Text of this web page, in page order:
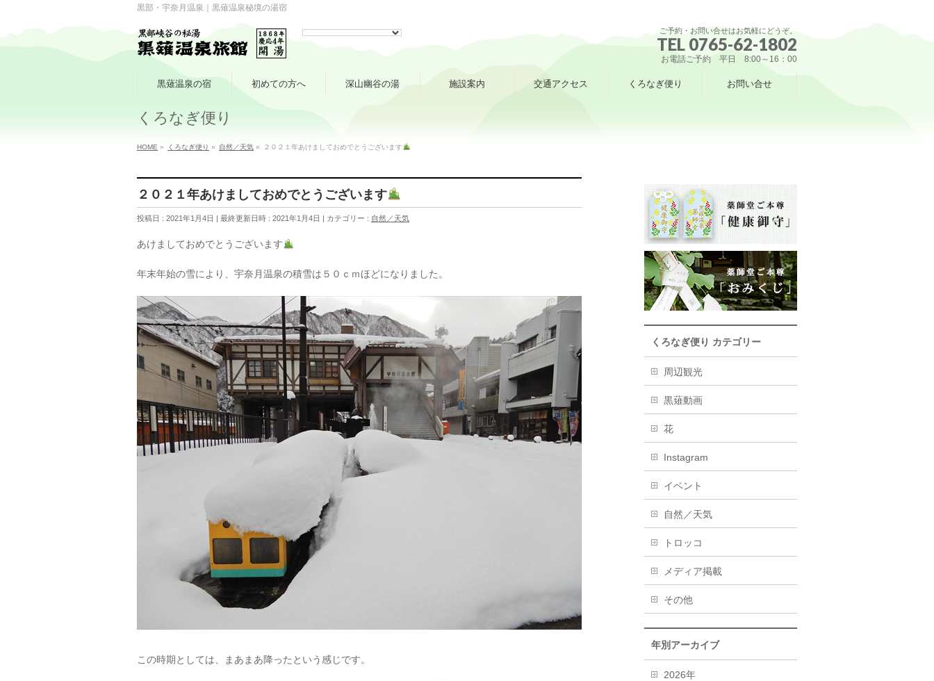
黒部・宇奈月温泉｜黒薙温泉秘境の湯宿
ご予約・お問い合せはお気軽にどうぞ。
TEL 0765-62-1802
お電話ご予約 平日 8:00～16：00
黒薙温泉の宿 初めての方へ 深山幽谷の湯 施設案内 交通アクセス くろなぎ便り お問い合せ
くろなぎ便り
HOME » くろなぎ便り » 自然／天気 » ２０２１年あけましておめでとうございます
２０２１年あけましておめでとうございます
投稿日 : 2021年1月4日 最終更新日時 : 2021年1月4日 カテゴリー : 自然／天気
あけましておめでとうございます
年末年始の雪により、宇奈月温泉の積雪は５０ｃｍほどになりました。
この時期としては、まあまあ降ったという感じです。
くろなぎ便り カテゴリー
周辺観光
黒薙動画
花
Instagram
イベント
自然／天気
トロッコ
メディア掲載
その他
年別アーカイブ
2026年